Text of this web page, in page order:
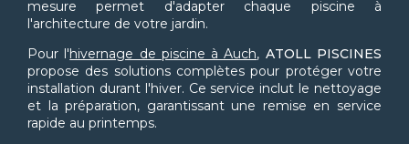
mesure permet d'adapter chaque piscine à
l'architecture de votre jardin.
Pour l'hivernage de piscine à Auch, ATOLL PISCINES
propose des solutions complètes pour protéger votre
installation durant l'hiver. Ce service inclut le nettoyage
et la préparation, garantissant une remise en service
rapide au printemps.